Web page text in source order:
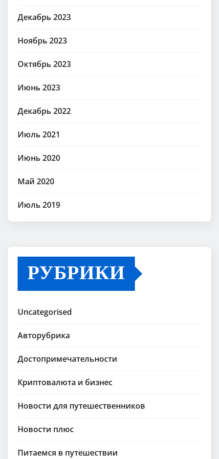
Декабрь 2023
Ноябрь 2023
Октябрь 2023
Июнь 2023
Декабрь 2022
Июль 2021
Июнь 2020
Май 2020
Июль 2019
РУБРИКИ
Uncategorised
Авторубрика
Достопримечательности
Криптовалюта и бизнес
Новости для путешественников
Новости плюс
Питаемся в путешествии